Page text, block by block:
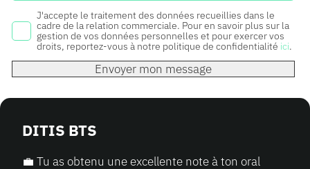
J'accepte le traitement des données recueillies dans le
cadre de la relation commerciale. Pour en savoir plus sur la
gestion de vos données personnelles et pour exercer vos
droits, reportez-vous à notre politique de confidentialité ici.
DITIS BTS
💼 Tu as obtenu une excellente note à ton oral